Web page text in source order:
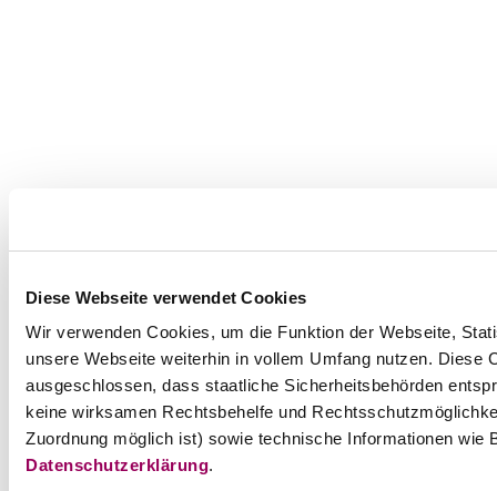
Diese Webseite verwendet Cookies
Wir verwenden Cookies, um die Funktion der Webseite,
unsere Webseite weiterhin in vollem Umfang nutzen.
ausgeschlossen, dass staatliche Sicherheitsbehörden
keine wirksamen Rechtsbehelfe und
Zuordnung möglich ist) sowie technische Informationen
Datenschutzerklärung.